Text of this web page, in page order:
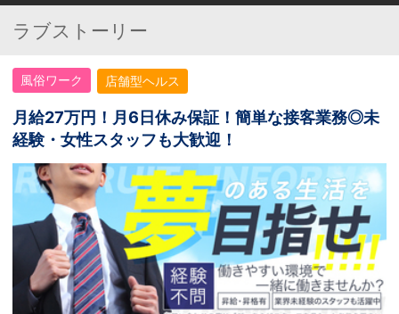
人の希望に沿わない店舗異動や頻繁な店舗異
ラブストーリー
風俗ワーク 店舗型ヘルス
月給27万円！月6日休み保証！簡単な接客業務◎未
経験・女性スタッフも大歓迎！